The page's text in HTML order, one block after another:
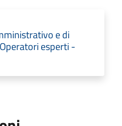
e di
esperti -